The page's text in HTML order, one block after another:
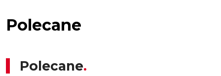
Polecane
Polecane